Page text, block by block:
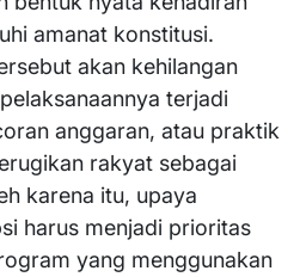
amanat konstitusi.
akan kehilangan
terjadi
anggaran, atau praktik
rakyat sebagai
karena itu, upaya
harus menjadi prioritas
yang menggunakan